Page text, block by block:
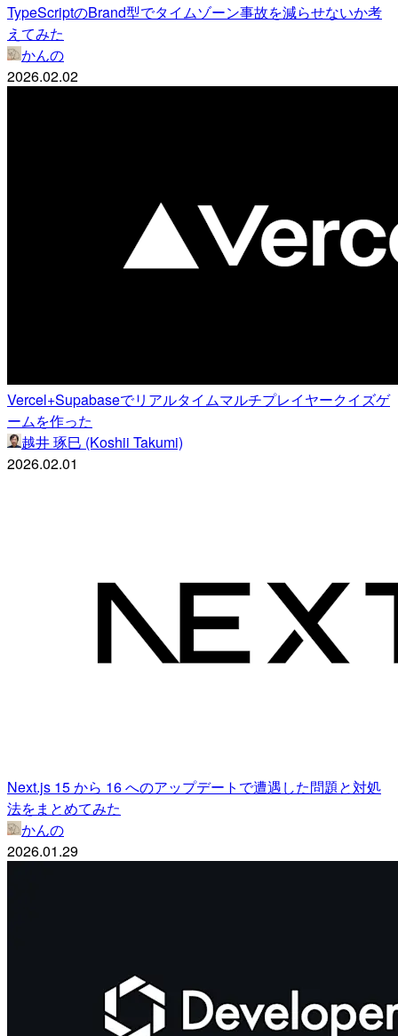
TypeScriptのBrand型でタイムゾーン事故を減らせないか考
えてみた
かんの
2026.02.02
Vercel+Supabaseでリアルタイムマルチプレイヤークイズゲ
ームを作った
越井 琢巳 (Koshii Takumi)
2026.02.01
Next.js 15 から 16 へのアップデートで遭遇した問題と対処
法をまとめてみた
かんの
2026.01.29